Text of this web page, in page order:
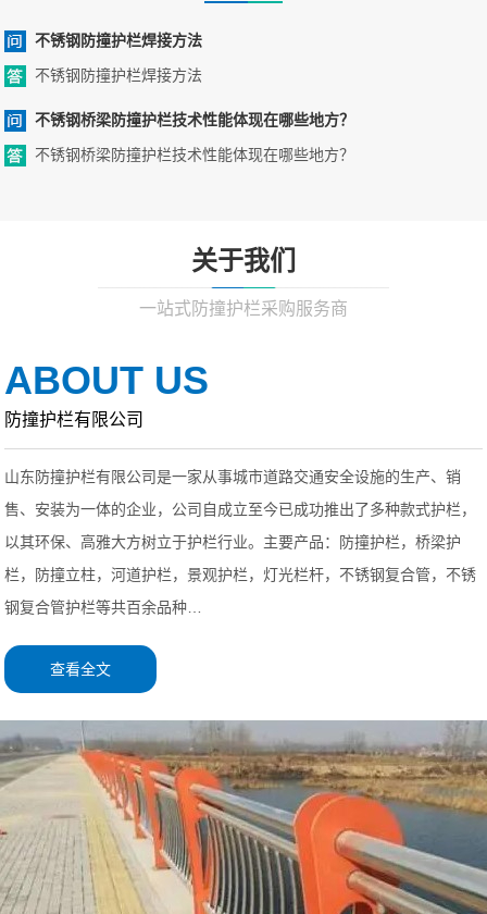
不锈钢防撞护栏焊接方法
不锈钢防撞护栏焊接方法
不锈钢桥梁防撞护栏技术性能体现在哪些地方？
不锈钢桥梁防撞护栏技术性能体现在哪些地方？
关于我们
一站式防撞护栏采购服务商
ABOUT US
防撞护栏有限公司
山东防撞护栏有限公司是一家从事城市道路交通安全设施的生产、销
售、安装为一体的企业，公司自成立至今已成功推出了多种款式护栏，
以其环保、高雅大方树立于护栏行业。主要产品：防撞护栏，桥梁护
栏，防撞立柱，河道护栏，景观护栏，灯光栏杆，不锈钢复合管，不锈
钢复合管护栏等共百余品种…
查看全文